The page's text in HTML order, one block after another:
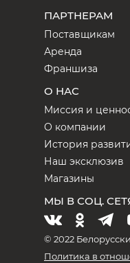
ПАРТНЕРАМ
Поставщикам
Аренда
Франшиза
О НАС
Миссия и
О компании
История
Наш эксклюзив
Магазины
МЫ В СОЦ.
© 2022
Политика в